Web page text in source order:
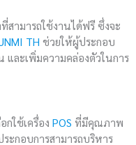
สามารถใช้งานได้ฟรี ซึ่งจะ
TH ช่วยให้ผู้ประกอบ
และเพิ่มความคล่องตัวในการ
กใช้เครื่องPOS ที่มีคุณภาพ
ะกอบการสามารถบริหาร